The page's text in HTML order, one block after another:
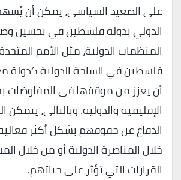
على الصعيد السياسي، يمكن أن
الدولي بدولة فلسطين في تحسين
المنظمات الدولية، مثل الأمم
فلسطين في الساحة الدولية كدولة
أن يعزز من موقفها في المفاوضات
الإقليمية والدولية. وبالتالي،
الدفاع عن حقوقهم بشكل أكثر
خلال المناصرة الدولية أو من خلال
القرارات التي تؤثر على حياتهم.